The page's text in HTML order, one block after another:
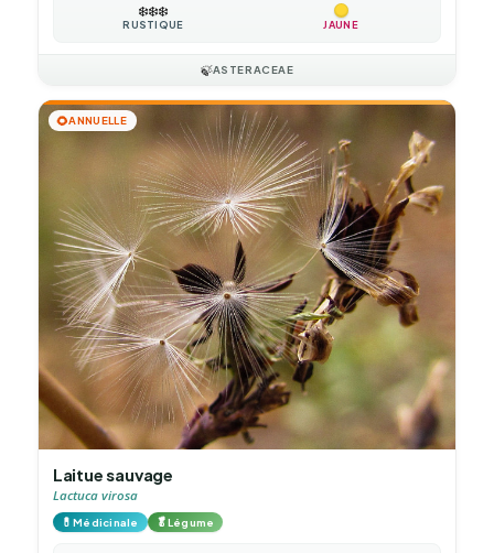
❄️❄️❄️
RUSTIQUE JAUNE
🍃ASTERACEAE
🌻ANNUELLE
Laitue sauvage
Lactuca virosa
💊Médicinale 🥬Légume